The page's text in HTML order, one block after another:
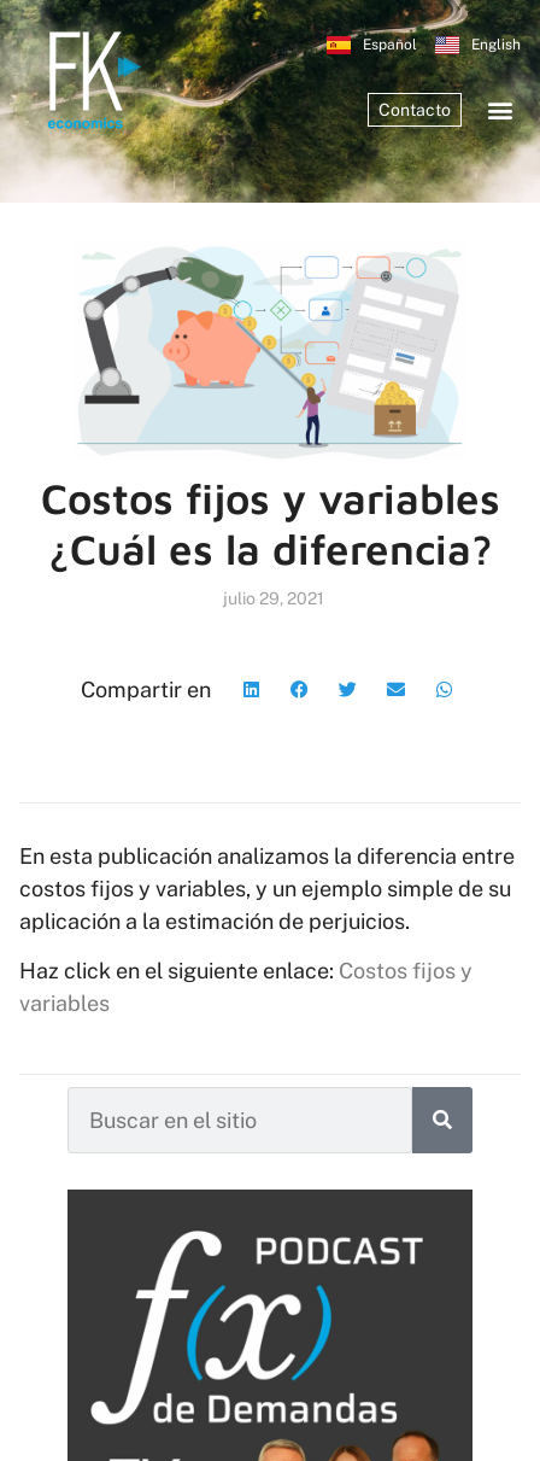
Español English
Contacto
Costos fijos y variables
¿Cuál es la diferencia?
julio 29, 2021
Compartir en
En esta publicación analizamos la diferencia entre
costos fijos y variables, y un ejemplo simple de su
aplicación a la estimación de perjuicios.
Haz click en el siguiente enlace: Costos fijos y
variables